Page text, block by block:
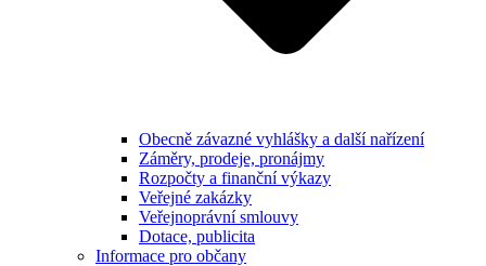
Obecně závazné vyhlášky a další nařízení
Záměry, prodeje, pronájmy
Rozpočty a finanční výkazy
Veřejné zakázky
Veřejnoprávní smlouvy
Dotace, publicita
Informace pro občany